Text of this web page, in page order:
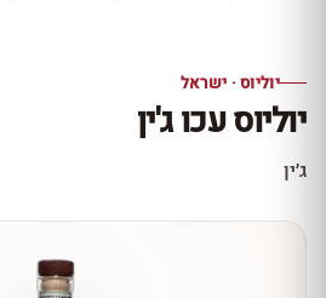
10% הנחה
עכשיו ב-10% הנחה
יוליוס · ישראל
יוליוס עכו ג'ין
ג׳ין